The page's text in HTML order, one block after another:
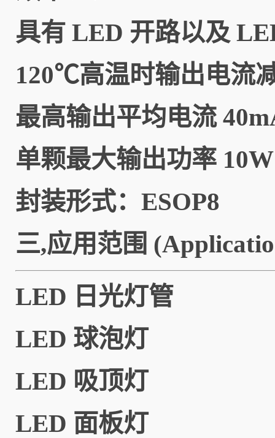
具有 LED 开路以及
120℃高温时输出电流
最高输出平均电流
单颗最大输出功率 10W
封装形式：ESOP8
三,应用范围
LED 日光灯管
LED 球泡灯
LED 吸顶灯
LED 面板灯